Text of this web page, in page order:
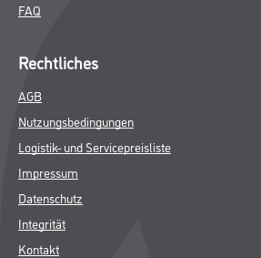
FAQ
Rechtliches
AGB
Nutzungsbedingungen
Logistik- und Servicepreisliste
Impressum
Datenschutz
Integrität
Kontakt